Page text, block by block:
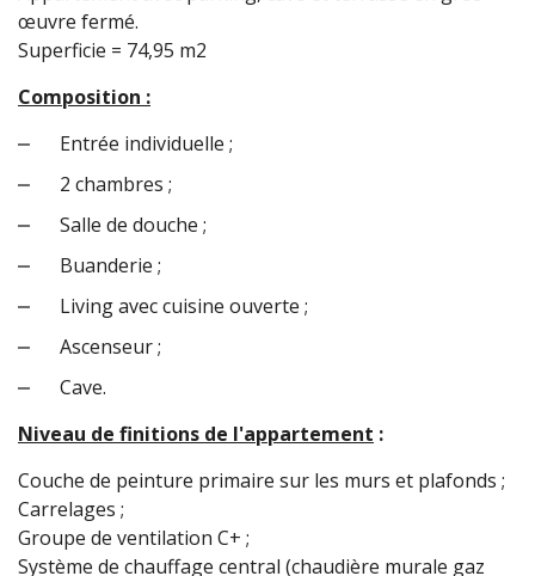
œuvre fermé.
Superficie = 74,95 m2
Composition :
Entrée individuelle ;
2 chambres ;
Salle de douche ;
Buanderie ;
Living avec cuisine ouverte ;
Ascenseur ;
Cave.
Niveau de finitions de l'appartement :
Couche de peinture primaire sur les murs et plafonds ;
Carrelages ;
Groupe de ventilation C+ ;
Système de chauffage central (chaudière murale gaz